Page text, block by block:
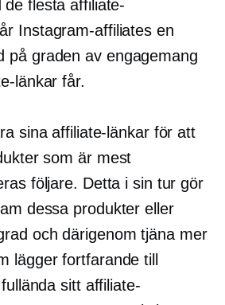
flesta affiliate-
Instagram-affiliates en
på graden av engagemang
länkar får.
sina affiliate-länkar för att
som är mest
följare. Detta i sin tur gör
dessa produkter eller
och därigenom tjäna mer
lägger fortfarande till
sitt affiliate-